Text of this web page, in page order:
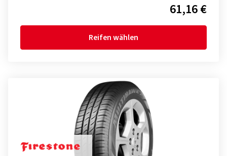
61,16 €
Reifen wählen